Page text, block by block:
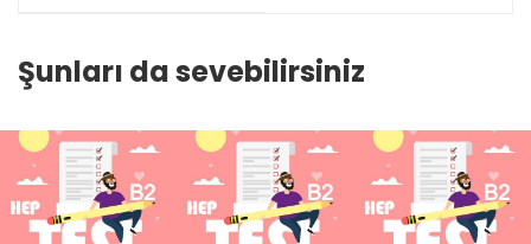
Şunları da sevebilirsiniz